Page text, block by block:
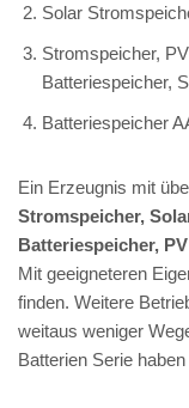
Solar
Stromspeicher,
Batteriespeicher,
Batteriespeicher
Ein Erzeugnis mit
Stromspeicher,
Batteriespeicher,
Mit geeigneteren
finden. Weitere
weitaus weniger
Batterien Serie